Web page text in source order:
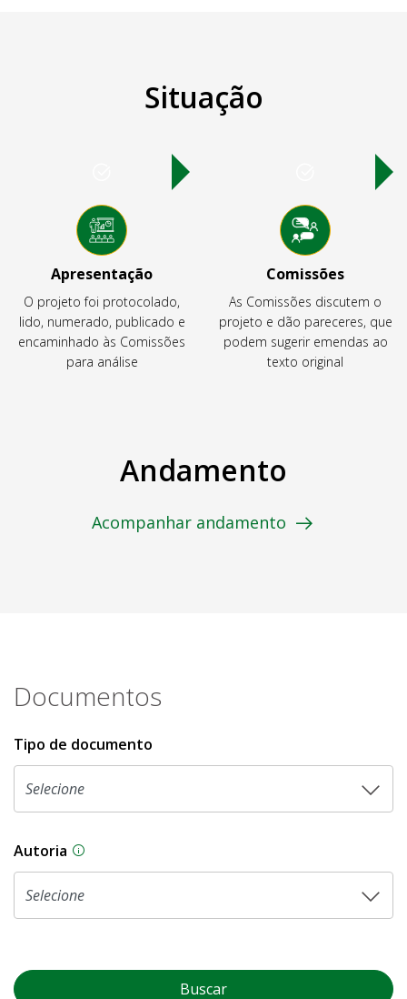
Situação
Apresentação
O projeto foi protocolado,
lido, numerado, publicado e
encaminhado às Comissões
para análise
Comissões
As Comissões discutem o
projeto e dão pareceres, que
podem sugerir emendas ao
texto original
Andamento
Acompanhar andamento
Documentos
Tipo de documento
Autoria As proposições legislativas na CLDF podem
Buscar